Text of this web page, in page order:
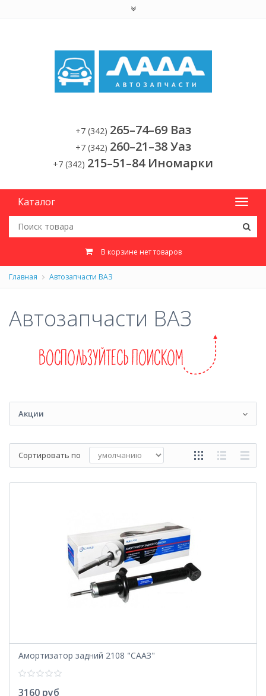
+7 (342) 265–74–69 Ваз
+7 (342) 260–21–38 Уаз
+7 (342) 215–51–84 Иномарки
Каталог
В корзине нет товаров
Главная Автозапчасти ВАЗ
Автозапчасти ВАЗ
Акции
Сортировать по
Амортизатор задний 2108 "СААЗ"
3160 руб